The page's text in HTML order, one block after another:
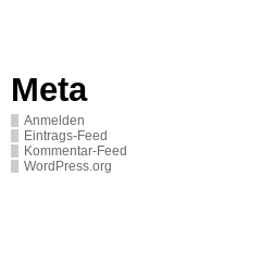
Meta
Anmelden
Eintrags-Feed
Kommentar-Feed
WordPress.org